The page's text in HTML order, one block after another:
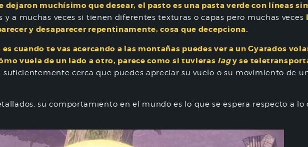
dejaron muchísimo que desear, el pasto es una pasta verde con líneas
y a muchas veces si tienen diferentes texturas o capas pero muchas veces
y desaparecer repentinamente, cosa que decepciona.
cuando te vas acercando a las montañas puedes ver a un Gyarados
vuela de un lado a otro, parece como si tuvieras lagy se
suficientemente cerca que puedes apreciar su vuelo o su movimiento de
su comportamiento en el mundo es lo que se espera respecto a lo